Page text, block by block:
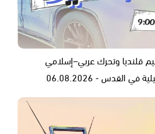
قلنديا وتحرك عربي–إسلامي
القدس - 06.08.2026